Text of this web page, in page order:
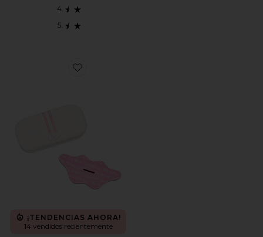
Favorite CINTA BUCAL MOUTH TAPE
¡TENDENCIAS AHORA!
14 vendidos recientemente